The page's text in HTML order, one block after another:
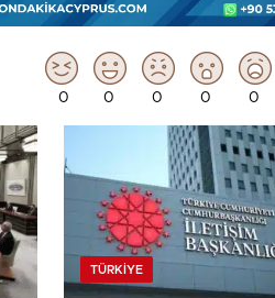
0 0 0 0 0
TÜRKIYE